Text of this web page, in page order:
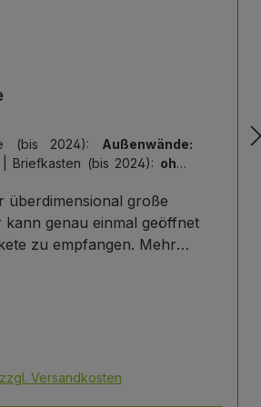
(bis 2024): Außenwände:
Briefkasten (bis 2024): ohne
der Paketbox (bis 2024):
| Tür-Farbe (bis
Grey
überdimensional große
kann genau einmal geöffnet
zu empfangen. Mehr
mit einem Halbzylinder
heißt, Sie können den selben
Versandkosten